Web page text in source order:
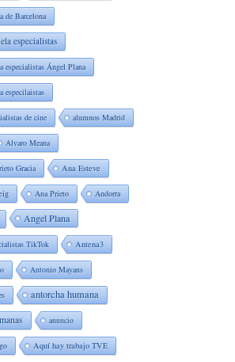
de Barcelona
especialistas
especialistas Ángel Plana
especilaistas
de cine alumnos Madrid
Alvaro Meana
Gracia Ana Esteve
Ana Prieto Andorra
Angel Plana
TikTok Antena3
Antonio Mayans
antorcha humana
anuncio
Aquí hay trabajo TVE